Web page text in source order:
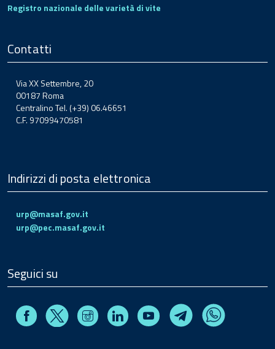
Registro nazionale delle varietà di vite
Contatti
Via XX Settembre, 20
00187 Roma
Centralino Tel. (+39) 06.46651
C.F. 97099470581
Indirizzi di posta elettronica
urp@masaf.gov.it
urp@pec.masaf.gov.it
Seguici su
FacebookX InstagramLinkedin Youtube TelegramWhatsapp